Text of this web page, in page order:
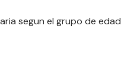
segun el grupo de